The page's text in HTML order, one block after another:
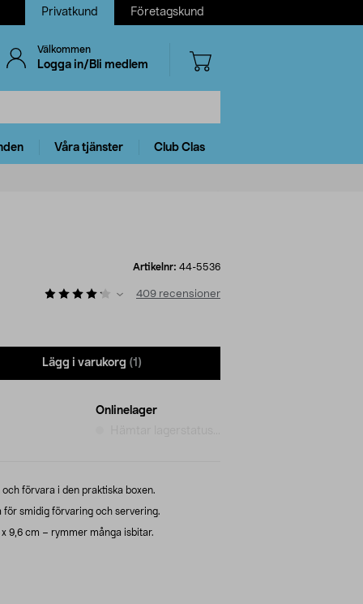
Privatkund Företagskund
Välkommen
Logga in/Bli medlem
Våra tjänster Club Clas
Artikelnr: 44-5536
409 recensioner
Lägg i varukorg (1)
Onlinelager
förvara i den praktiska boxen.
för smidig förvaring och servering.
x 9,6 cm – rymmer många isbitar.